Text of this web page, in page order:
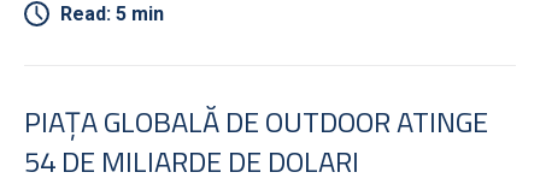
Read: 5 min
PIAȚA GLOBALĂ DE OUTDOOR ATINGE
54 DE MILIARDE DE DOLARI